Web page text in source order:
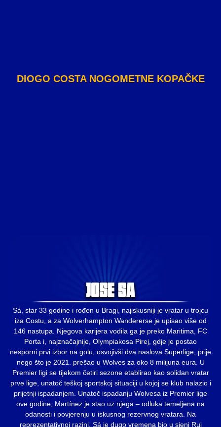
DIOGO COSTA NOGOMETNE KOPAČKE
Sá, star 33 godine i rođen u Bragi, najiskusniji je vratar u trojcu
iza Costu, a za Wolverhampton Wandererse je upisao više od
146 nastupa. Njegova karijera vodila ga je preko Maritima, FC
Porta i, najznačajnije, Olympiakosa Pirej, gdje je postao
nesporni prvi izbor na golu, osvojivši dva naslova Superlige, prije
nego što je 2021. prešao u Wolves za oko 8 milijuna eura. U
Premier ligi se tijekom četiri sezone etablirao kao solidan vratar
prve lige, unatoč teškoj sportskoj situaciji u kojoj se klub nalazio i
prijetnji ispadanjem. Unatoč ispadanju Wolvesa iz Premier lige
ove godine, Martínez je stao uz njega – odluka temeljena na
odanosti i povjerenju u iskusnog rezervnog vratara. Na
reprezentativnoj razini, Sá je dugo vremena bio u sjeni Rui